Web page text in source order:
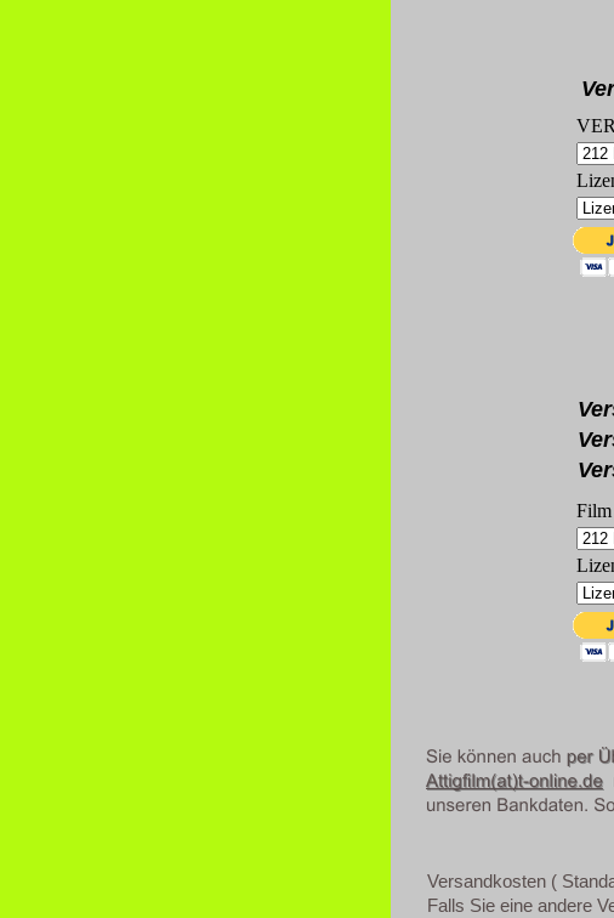
Versandkosten (
Falls Sie eine andere